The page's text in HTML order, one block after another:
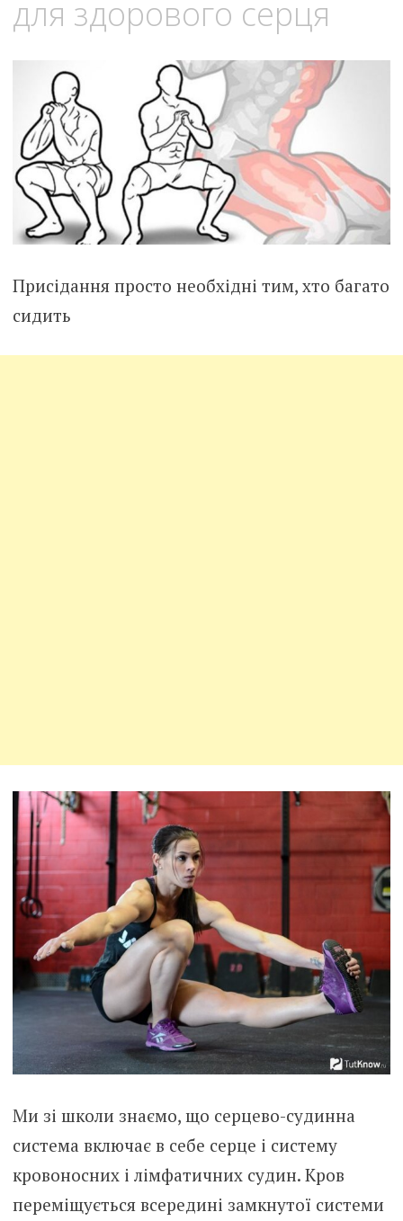
для здорового серця
Присідання просто необхідні тим, хто багато
сидить
Ми зі школи знаємо, що серцево-судинна
система включає в себе серце і систему
кровоносних і лімфатичних судин. Кров
переміщується всередині замкнутої системи